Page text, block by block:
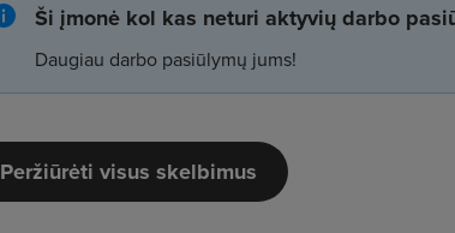
Ši įmonė kol kas neturi aktyvių darbo
Daugiau darbo pasiūlymų jums!
Peržiūrėti visus skelbimus